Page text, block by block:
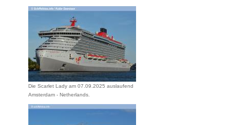
Die Scarlet Lady am 07.09.2025 auslaufend
Amsterdam - Netherlands.